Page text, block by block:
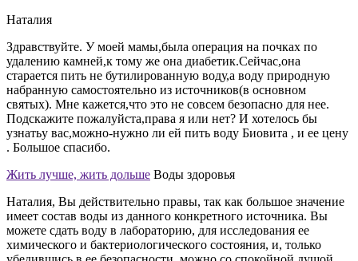
Наталия
Здравствуйте. У моей мамы,была операция на почках по
удалению камней,к тому же она диабетик.Сейчас,она
старается пить не бутилированную воду,а воду природную
набранную самостоятельно из источников(в основном
святых). Мне кажется,что это не совсем безопасно для нее.
Подскажите пожалуйста,права я или нет? И хотелось бы
узнатьу вас,можно-нужно ли ей пить воду Биовита , и ее цену
. Большое спасибо.
Жить лучше, жить дольше Воды здоровья
Наталия, Вы действительно правы, так как большое значение
имеет состав воды из данного конкретного источника. Вы
можете сдать воду в лабораторию, для исследования ее
химического и бактериологического состояния, и, только